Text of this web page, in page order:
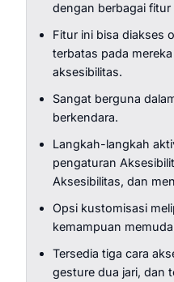
dengan berbagai
Fitur ini bisa diakses
terbatas pada
aksesibilitas.
Sangat berguna
berkendara.
Langkah-langkah
pengaturan
Aksesibilitas, dan
Opsi kustomisasi
kemampuan
Tersedia tiga cara
gesture dua jari, dan